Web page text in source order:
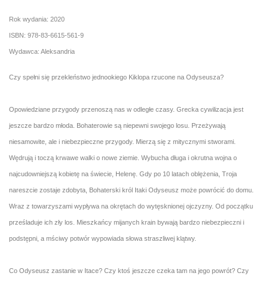
Rok wydania: 2020
ISBN: 978-83-6615-561-9
Wydawca: Aleksandria
Czy spełni się przekleństwo jednookiego Kiklopa rzucone na Odyseusza?
Opowiedziane przygody przenoszą nas w odległe czasy. Grecka cywilizacja jest
jeszcze bardzo młoda. Bohaterowie są niepewni swojego losu. Przeżywają
niesamowite, ale i niebezpieczne przygody. Mierzą się z mitycznymi stworami.
Wędrują i toczą krwawe walki o nowe ziemie. Wybucha długa i okrutna wojna o
najcudowniejszą kobietę na świecie, Helenę. Gdy po 10 latach oblężenia, Troja
nareszcie zostaje zdobyta, Bohaterski król Itaki Odyseusz może powrócić do domu.
Wraz z towarzyszami wypływa na okrętach do wytęsknionej ojczyzny. Od początku
prześladuje ich zły los. Mieszkańcy mijanych krain bywają bardzo niebezpieczni i
podstępni, a mściwy potwór wypowiada słowa straszliwej klątwy.
Co Odyseusz zastanie w Itace? Czy ktoś jeszcze czeka tam na jego powrót? Czy